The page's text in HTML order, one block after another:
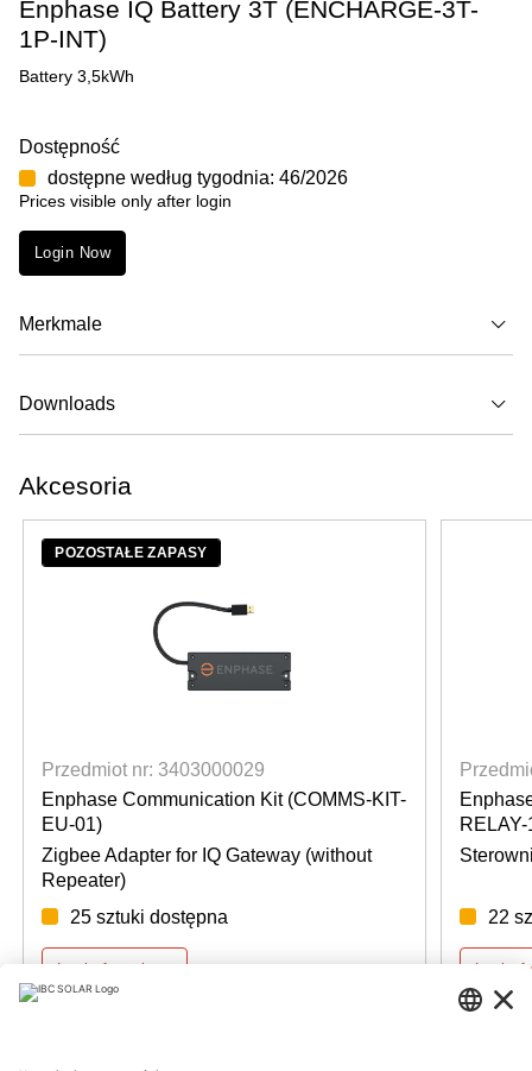
Enphase IQ Battery 3T (ENCHARGE-3T-
1P-INT)
Battery 3,5kWh
Dostępność
dostępne według tygodnia: 46/2026
Prices visible only after login
Login Now
Merkmale
Downloads
Akcesoria
POZOSTAŁE ZAPASY
Przedmiot nr: 3403000029
Enphase Communication Kit (COMMS-KIT-
EU-01)
Zigbee Adapter for IQ Gateway (without
Repeater)
25 sztuki dostępna
Login for prices
22
Login